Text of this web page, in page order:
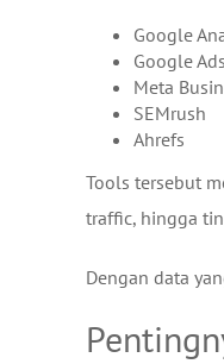
Google
Google Ads
Meta
SEMrush
Ahrefs
Tools tersebut
traffic, hingga
Dengan data